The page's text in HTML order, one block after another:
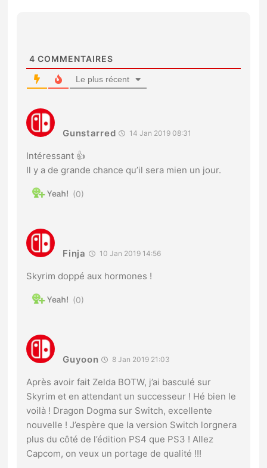
4 COMMENTAIRES
Le plus récent
Gunstarred 14 Jan 2019 08:31
Intéressant 👍
Il y a de grande chance qu’il sera mien un jour.
0
Finja 10 Jan 2019 14:56
Skyrim doppé aux hormones !
0
Guyoon 8 Jan 2019 21:03
Après avoir fait Zelda BOTW, j’ai basculé sur
Skyrim et en attendant un successeur ! Hé bien le
voilà ! Dragon Dogma sur Switch, excellente
nouvelle ! J’espère que la version Switch lorgnera
plus du côté de l’édition PS4 que PS3 ! Allez
Capcom, on veux un portage de qualité !!!